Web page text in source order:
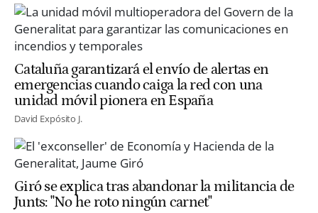
Cataluña garantizará el envío de alertas en
emergencias cuando caiga la red con una
unidad móvil pionera en España
David Expósito J.
Giró se explica tras abandonar la militancia de
Junts: "No he roto ningún carnet"